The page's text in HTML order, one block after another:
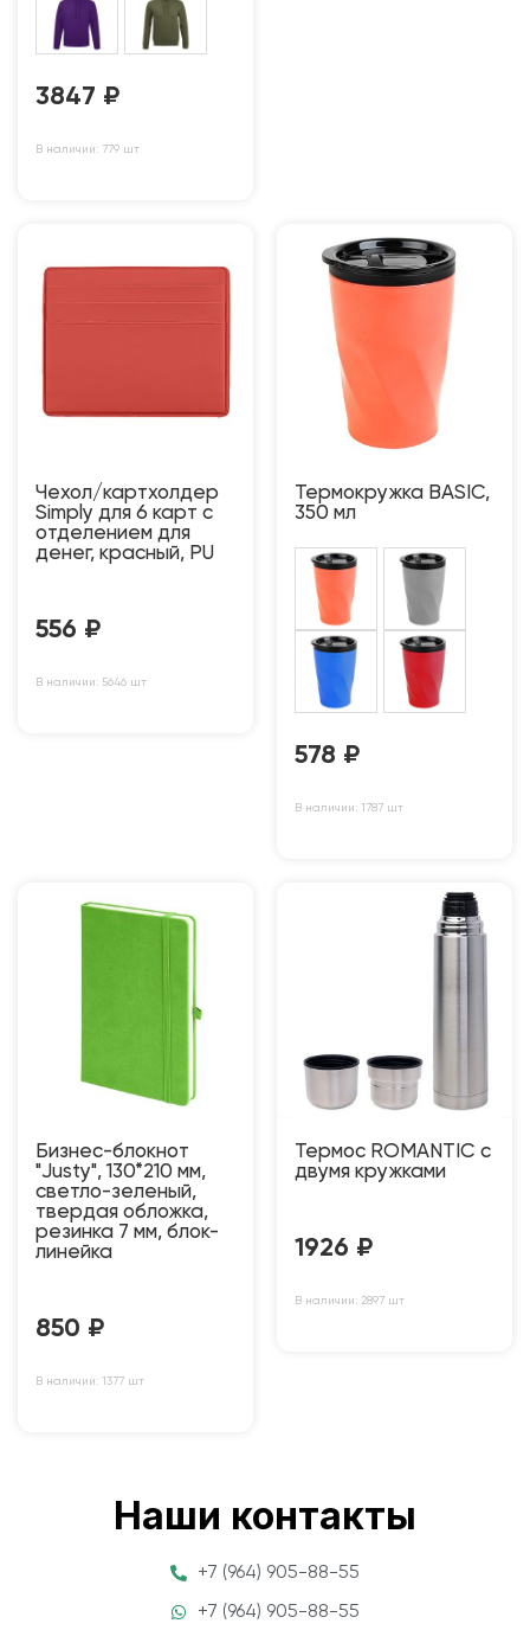
3847 ₽
В наличии: 779 шт
Чехол/картхолдер
Simply для 6 карт с
отделением для
денег, красный, PU
556 ₽
В наличии: 5646 шт
Термокружка BASIC,
350 мл
578 ₽
В наличии: 1787 шт
Бизнес-блокнот
"Justy", 130*210 мм,
светло-зеленый,
твердая обложка,
резинка 7 мм, блок-
линейка
850 ₽
В наличии: 1377 шт
Термос ROMANTIC с
двумя кружками
1926 ₽
В наличии: 2897 шт
Наши контакты
+7 (964) 905-88-55
+7 (964) 905-88-55